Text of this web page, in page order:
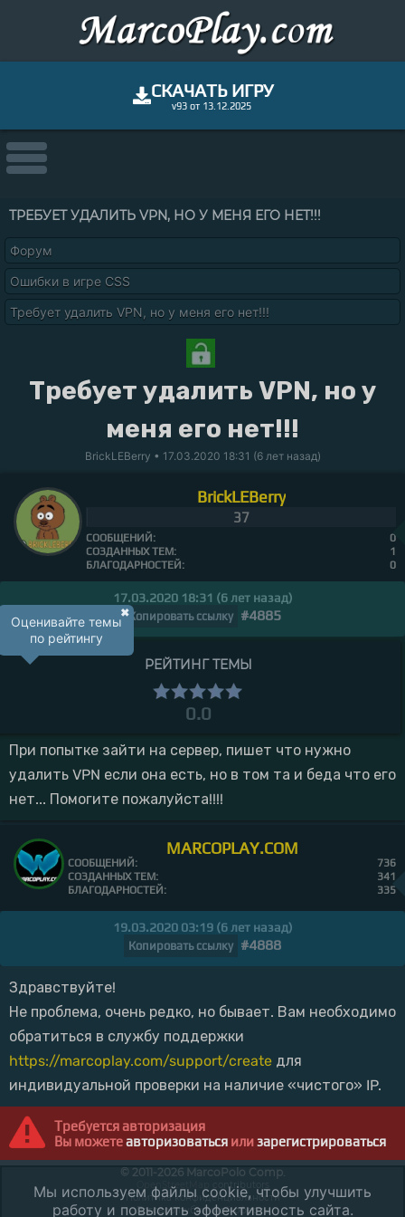
СКАЧАТЬ ИГРУ
v93 от 13.12.2025
ТРЕБУЕТ УДАЛИТЬ VPN, НО У МЕНЯ ЕГО НЕТ!!!
Форум
Ошибки в игре CSS
Требует удалить VPN, но у меня его нет!!!
Требует удалить VPN, но у
меня его нет!!!
BrickLEBerry • 17.03.2020 18:31 (6 лет назад)
BrickLEBerry
37
СООБЩЕНИЙ:
0
СОЗДАННЫХ ТЕМ:
1
БЛАГОДАРНОСТЕЙ:
0
17.03.2020 18:31 (6 лет назад)
Копировать ссылку #4885
РЕЙТИНГ ТЕМЫ
0.0
Оценивайте темы
по рейтингу
✖
При попытке зайти на сервер, пишет что нужно
удалить VPN если она есть, но в том та и беда что его
нет... Помогите пожалуйста!!!!
MARCOPLAY.COM
СООБЩЕНИЙ:
736
СОЗДАННЫХ ТЕМ:
341
БЛАГОДАРНОСТЕЙ:
335
19.03.2020 03:19 (6 лет назад)
Копировать ссылку #4888
Здравствуйте!
Не проблема, очень редко, но бывает. Вам необходимо
обратиться в службу поддержки
https://marcoplay.com/support/create для
индивидуальной проверки на наличие «чистого» IP.
Требуется авторизация
Вы можетеавторизоваться илизарегистрироваться
© 2011-2026 MarcoPolo Comp.
OpenStreetMap
contributors
Политика конфиденциальности
Договор публичной оферты
Мы используем файлы cookie, чтобы улучшить
работу и повысить эффективность сайта.